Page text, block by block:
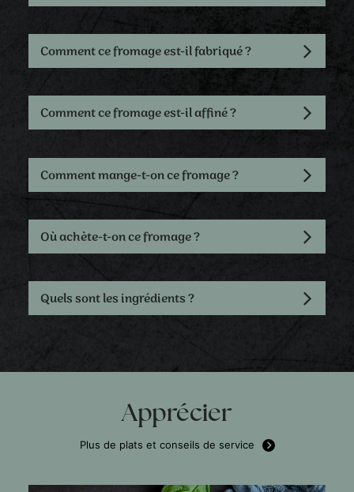
Comment ce fromage est-il fabriqué ?
Comment ce fromage est-il affiné ?
Comment mange-t-on ce fromage ?
Où achète-t-on ce fromage ?
Quels sont les ingrédients ?
Apprécier
Plus de plats et conseils de service